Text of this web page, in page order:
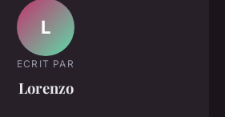
L
ECRIT PAR
Lorenzo